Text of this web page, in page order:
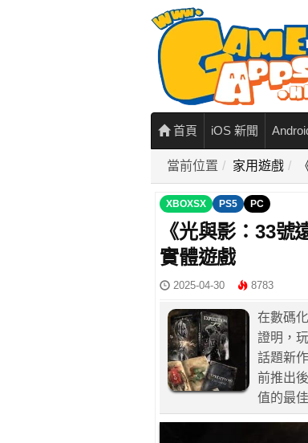
首頁 iOS 新聞
當前位置 家用遊戲
XBOXSX PS5 PC
《光與影：33
實體遊戲
2025-04-30 8783
在數碼
證明，
話題新
前推出
值的最